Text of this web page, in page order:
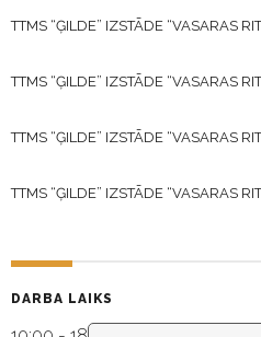
TTMS “ĢILDE” IZSTĀDE “VASARAS
TTMS “ĢILDE” IZSTĀDE “VASARAS
TTMS “ĢILDE” IZSTĀDE “VASARAS
TTMS “ĢILDE” IZSTĀDE “VASARAS
DARBA LAIKS